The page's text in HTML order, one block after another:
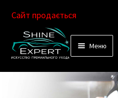
Перейти
к
Перейти
к
Сайт продається
Меню